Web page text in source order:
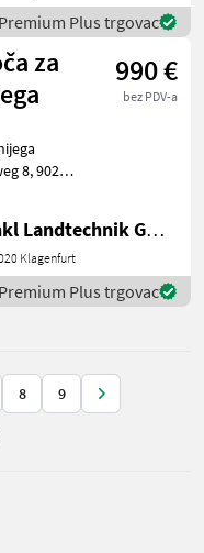
Premium Plus trgovac
za
990 €
bez PDV-a
9020
za
41
Zankl Landtechnik GmbH
Klagenfurt
Premium Plus trgovac
8 9